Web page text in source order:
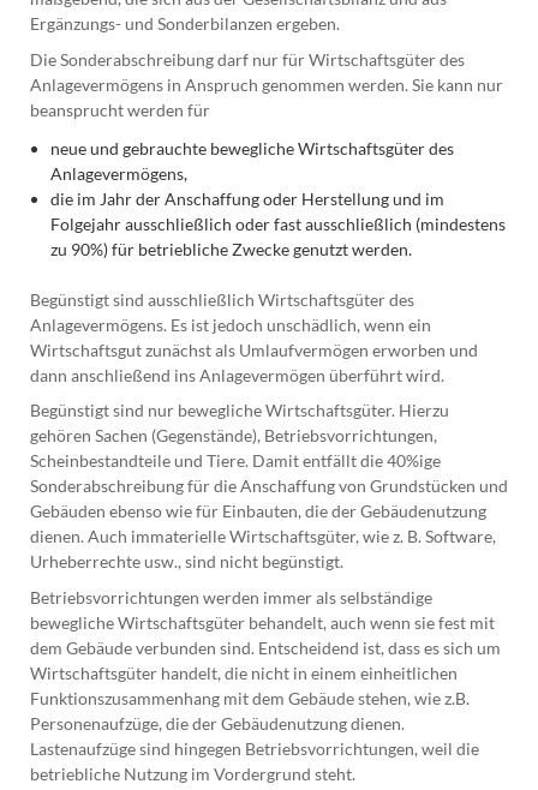
Ergänzungs- und Sonderbilanzen ergeben.
Die Sonderabschreibung darf nur für Wirtschaftsgüter des
Anlagevermögens in Anspruch genommen werden. Sie kann nur
beansprucht werden für
neue und gebrauchte bewegliche Wirtschaftsgüter des
Anlagevermögens,
die im Jahr der Anschaffung oder Herstellung und im
Folgejahr ausschließlich oder fast ausschließlich (mindestens
zu 90%) für betriebliche Zwecke genutzt werden.
Begünstigt sind ausschließlich Wirtschaftsgüter des
Anlagevermögens. Es ist jedoch unschädlich, wenn ein
Wirtschaftsgut zunächst als Umlaufvermögen erworben und
dann anschließend ins Anlagevermögen überführt wird.
Begünstigt sind nur bewegliche Wirtschaftsgüter. Hierzu
gehören Sachen (Gegenstände), Betriebsvorrichtungen,
Scheinbestandteile und Tiere. Damit entfällt die 40%ige
Sonderabschreibung für die Anschaffung von Grundstücken und
Gebäuden ebenso wie für Einbauten, die der Gebäudenutzung
dienen. Auch immaterielle Wirtschaftsgüter, wie z. B. Software,
Urheberrechte usw., sind nicht begünstigt.
Betriebsvorrichtungen werden immer als selbständige
bewegliche Wirtschaftsgüter behandelt, auch wenn sie fest mit
dem Gebäude verbunden sind. Entscheidend ist, dass es sich um
Wirtschaftsgüter handelt, die nicht in einem einheitlichen
Funktionszusammenhang mit dem Gebäude stehen, wie z.B.
Personenaufzüge, die der Gebäudenutzung dienen.
Lastenaufzüge sind hingegen Betriebsvorrichtungen, weil die
betriebliche Nutzung im Vordergrund steht.